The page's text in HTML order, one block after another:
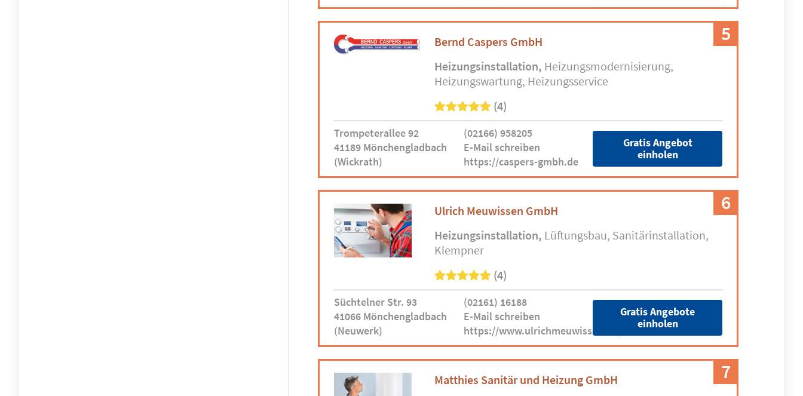
5
Bernd Caspers GmbH
Heizungsinstallation Heizungsmodernisierung
Heizungswartung Heizungsservice
(4)
Trompeterallee 92
41189 Mönchengladbach
(Wickrath)
(02166) 958205
E-Mail schreiben
https://caspers-gmbh.de
Gratis Angebot
einholen
6
Ulrich Meuwissen GmbH
Heizungsinstallation Lüftungsbau Sanitärinstallation
Klempner
(4)
Süchtelner Str. 93
41066 Mönchengladbach
(Neuwerk)
(02161) 16188
E-Mail schreiben
https://www.ulrichmeuwissen.de/
Gratis Angebote
einholen
7
Matthies Sanitär und Heizung GmbH